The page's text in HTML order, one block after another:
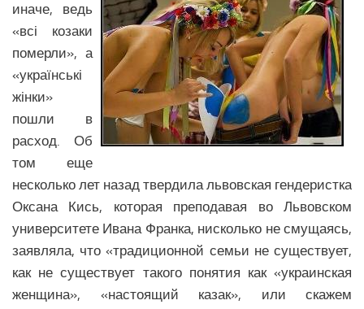
Наука Азии
Образование Азии
Общество Азии
Климат Азии
БЛИЖНИЙ ВОСТОК
Анализ событий на Ближнем Востоке
Вооружение Ближнего Востока
История Ближнего Востока
Политика Ближнего Востока
Религия Ближнего Востока
Экономика Ближнего Востока
иначе, ведь
«всі козаки
померли», а
«українські
жінки»
пошли в
расход. Об
том еще
несколько лет назад твердила львовская гендеристка
Оксана Кись, которая преподавая во Львовском
университете Ивана Франка, нисколько не смущаясь,
заявляла, что «традиционной семьи не существует,
как не существует такого понятия как «украинская
женщина», «настоящий казак», или скажем